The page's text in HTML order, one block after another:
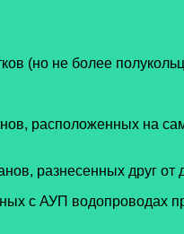
(но не более
расположенных на
разнесенных друг от
с АУП водопроводах